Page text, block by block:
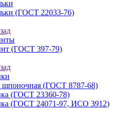
(ГОСТ 22033-76)
(ГОСТ 397-79)
шпоночная (ГОСТ 8787-68)
(ГОСТ 23360-78)
(ГОСТ 24071-97, ИСО 3912)